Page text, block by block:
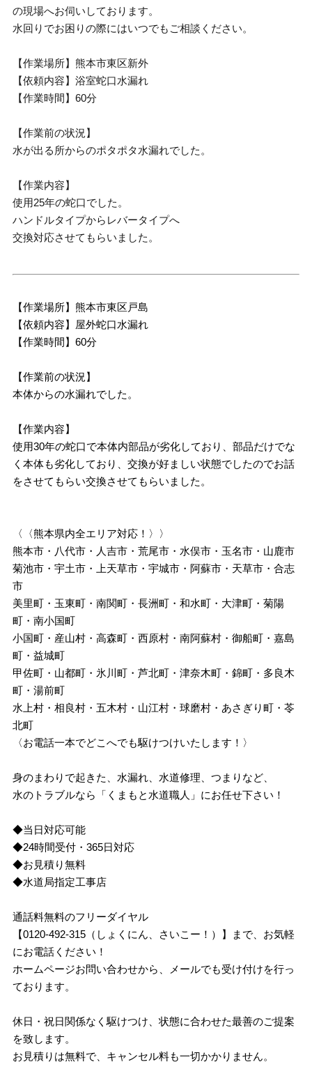
の現場へお伺いしております。
水回りでお困りの際にはいつでもご相談ください。
【作業場所】熊本市東区新外
【依頼内容】浴室蛇口水漏れ
【作業時間】60分
【作業前の状況】
水が出る所からのポタポタ水漏れでした。
【作業内容】
使用25年の蛇口でした。
ハンドルタイプからレバータイプへ
交換対応させてもらいました。
【作業場所】熊本市東区戸島
【依頼内容】屋外蛇口水漏れ
【作業時間】60分
【作業前の状況】
本体からの水漏れでした。
【作業内容】
使用30年の蛇口で本体内部品が劣化しており、部品だけでな
く本体も劣化しており、交換が好ましい状態でしたのでお話
をさせてもらい交換させてもらいました。
〈〈熊本県内全エリア対応！〉〉
熊本市・八代市・人吉市・荒尾市・水俣市・玉名市・山鹿市
菊池市・宇土市・上天草市・宇城市・阿蘇市・天草市・合志
市
美里町・玉東町・南関町・長洲町・和水町・大津町・菊陽
町・南小国町
小国町・産山村・高森町・西原村・南阿蘇村・御船町・嘉島
町・益城町
甲佐町・山都町・氷川町・芦北町・津奈木町・錦町・多良木
町・湯前町
水上村・相良村・五木村・山江村・球磨村・あさぎり町・苓
北町
〈お電話一本でどこへでも駆けつけいたします！〉
身のまわりで起きた、水漏れ、水道修理、つまりなど、
水のトラブルなら「くまもと水道職人」にお任せ下さい！
◆当日対応可能
◆24時間受付・365日対応
◆お見積り無料
◆水道局指定工事店
通話料無料のフリーダイヤル
【0120-492-315（しょくにん、さいこー！）】まで、お気軽
にお電話ください！
ホームページお問い合わせから、メールでも受け付けを行っ
ております。
休日・祝日関係なく駆けつけ、状態に合わせた最善のご提案
を致します。
お見積りは無料で、キャンセル料も一切かかりません。